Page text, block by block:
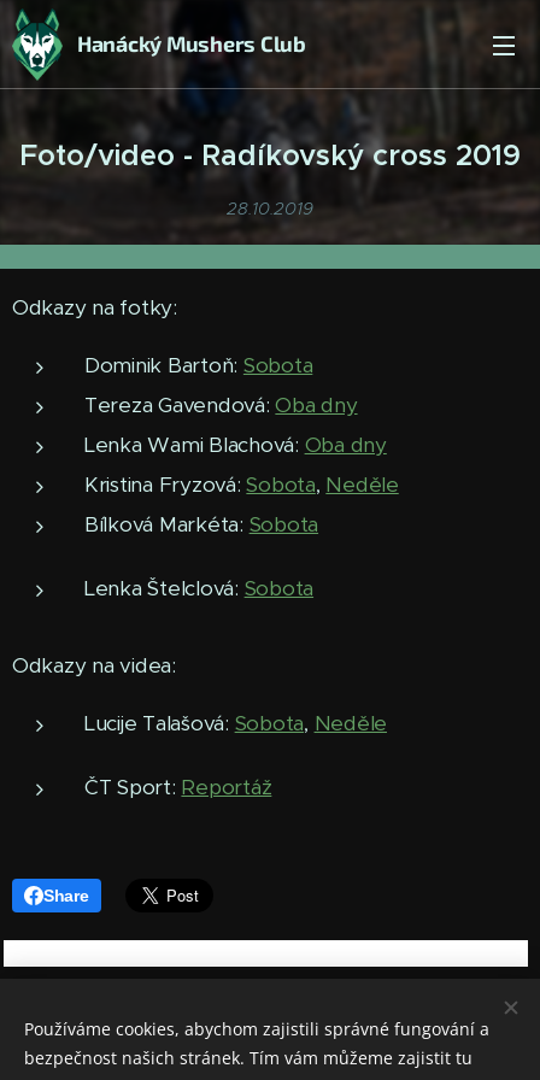
Hanácký Mushers Club
Foto/video - Radíkovský cross 2019
28.10.2019
Odkazy na fotky:
Dominik Bartoň: Sobota
Tereza Gavendová:Oba dny
Lenka Wami Blachová: Oba dny
Kristina Fryzová:Sobota, Neděle
Bílková Markéta: Sobota
Lenka Štelclová: Sobota
Odkazy na videa:
Lucije Talašová: Sobota, Neděle
ČT Sport: Reportáž
Share
Používáme cookies, abychom zajistili správné fungování a
bezpečnost našich stránek. Tím vám můžeme zajistit tu